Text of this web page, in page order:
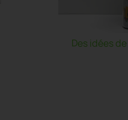
Des idées